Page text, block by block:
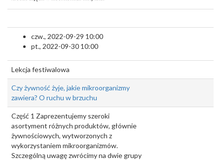
czw., 2022-09-29 10:00
pt., 2022-09-30 10:00
Lekcja festiwalowa
Czy żywność żyje, jakie mikroorganizmy
zawiera? O ruchu w brzuchu
Część 1 Zaprezentujemy szeroki
asortyment różnych produktów, głównie
żywnościowych, wytworzonych z
wykorzystaniem mikroorganizmów.
Szczególną uwagę zwrócimy na dwie grupy